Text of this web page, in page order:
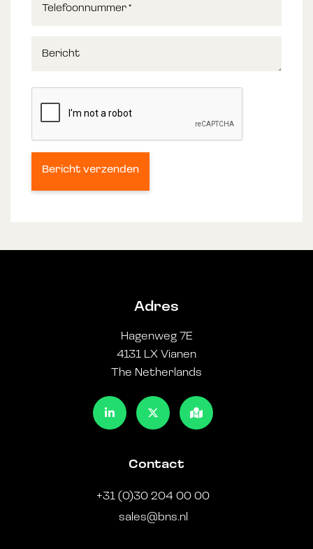
Telefoonnummer *
Bericht
Bericht verzenden
Adres
Hagenweg 7E
4131 LX Vianen
The Netherlands
Contact
+31 (0)30 204 00 00
sales@bns.nl